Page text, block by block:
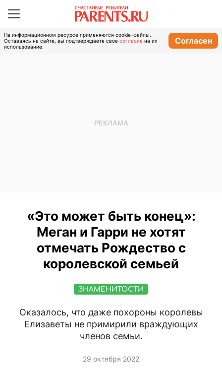
На информационном ресурсе применяются cookie-файлы.
Оставаясь на сайте, вы подтверждаете свое согласие на их
использование.
Согласен
«Это может быть конец»:
Меган и Гарри не хотят
отмечать Рождество с
королевской семьей
ЗНАМЕНИТОСТИ
Оказалось, что даже похороны королевы
Елизаветы не примирили враждующих
членов семьи.
29 октября 2022